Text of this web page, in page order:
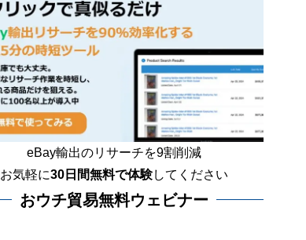
eBay輸出のリサーチを9割削減
お気軽に30日間無料で体験してください
おウチ貿易無料ウェビナー